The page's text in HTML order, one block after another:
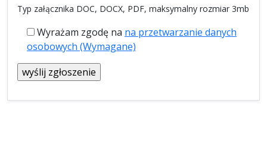
Typ załącznika DOC, DOCX, PDF, maksymalny rozmiar 3mb
Wyrażam zgodę na na przetwarzanie danych
osobowych (Wymagane)